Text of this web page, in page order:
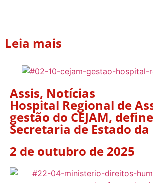
Leia mais
Assis, Notícias
Hospital Regional de
gestão do CEJAM, define
Secretaria de Estado da
2 de outubro de 2025